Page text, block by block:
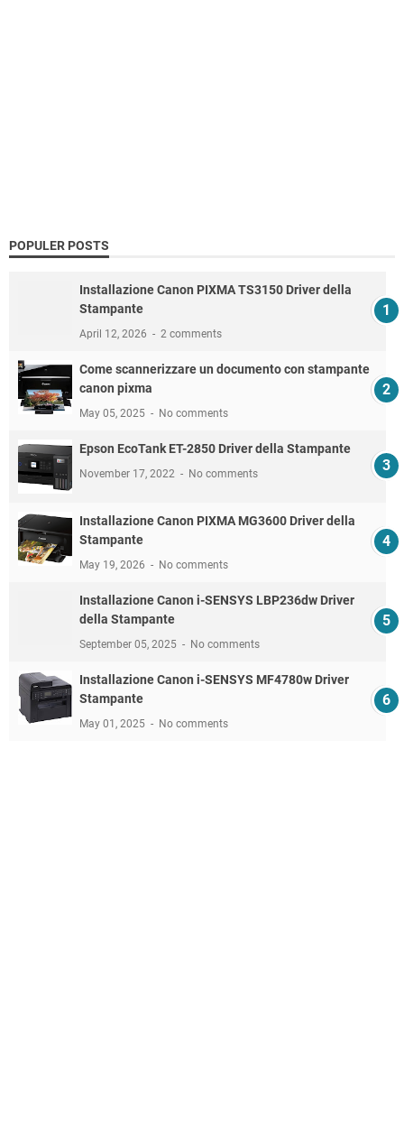
POPULER POSTS
Installazione Canon PIXMA TS3150 Driver della
Stampante
April 12, 2026 2 comments
Come scannerizzare un documento con stampante
canon pixma
May 05, 2025 No comments
Epson EcoTank ET-2850 Driver della Stampante
November 17, 2022 No comments
Installazione Canon PIXMA MG3600 Driver della
Stampante
May 19, 2026 No comments
Installazione Canon i-SENSYS LBP236dw Driver
della Stampante
September 05, 2025 No comments
Installazione Canon i-SENSYS MF4780w Driver
Stampante
May 01, 2025 No comments